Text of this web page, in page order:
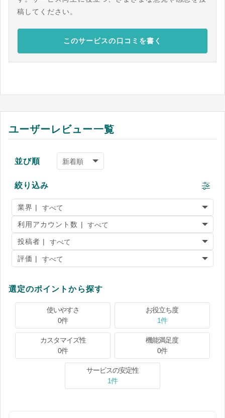
稿してください。
このサービスの口コミを書く
ユーザーレビュー一覧
並び順
絞り込み
業界 |
利用アカウント数 |
投稿者 |
評価 |
選定のポイントから探す
使いやすさ
0件
お役立ち度
1件
カスタマイズ性
0件
機能満足度
0件
サービスの安定性
1件